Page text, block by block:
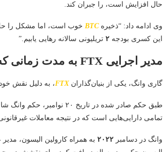
حال افزایش است، را جبران کند.
وی ادامه داد: “ذخیرهBTC خوب است، اما مشکل را حل
این کسری بودجه۲ تریلیونی سالانه رهایی یابیم.”
مدیر اجرایی FTX به مدت زمانی که در بازداشت بوده، محکوم شد
گاری وانگ، یکی از بنیان‌گذارانFTX، به دلیل نقش
طبق حکم صادر شده در
تمامی دارایی‌هایی است که در نتیجه معاملات
وانگ در دسامبر۲۰۲۲ به همراه کارولین الیسون،